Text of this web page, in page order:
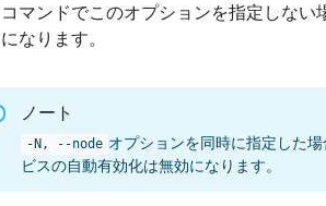
コマンドでこのオプションを指定しな
になります。
ノート
-N, --node オプションを同時に指定した場
ビスの自動有効化は無効になります。